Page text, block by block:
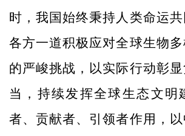
时，我国始终秉持人类命运
各方一道积极应对全球生物
的严峻挑战，以实际行动彰
当，持续发挥全球生态文明
者、贡献者、引领者作用，